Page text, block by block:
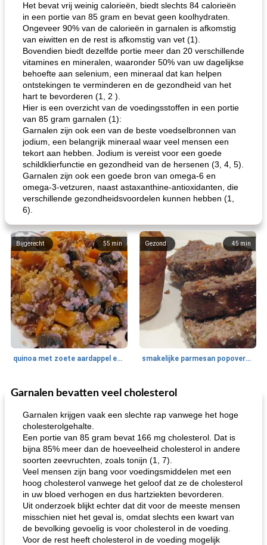
Het bevat vrij weinig calorieën, biedt slechts 84 calorieën
in een portie van 85 gram en bevat geen koolhydraten.
Ongeveer 90% van de calorieën in garnalen is afkomstig
van eiwitten en de rest is afkomstig van vet (1).
Bovendien biedt dezelfde portie meer dan 20 verschillende
vitamines en mineralen, waaronder 50% van uw dagelijkse
behoefte aan selenium, een mineraal dat kan helpen
ontstekingen te verminderen en de gezondheid van het
hart te bevorderen (1, 2 ).
Hier is een overzicht van de voedingsstoffen in een portie
van 85 gram garnalen (1):
Garnalen zijn ook een van de beste voedselbronnen van
jodium, een belangrijk mineraal waar veel mensen een
tekort aan hebben. Jodium is vereist voor een goede
schildklierfunctie en gezondheid van de hersenen (3, 4, 5).
Garnalen zijn ook een goede bron van omega-6 en
omega-3-vetzuren, naast astaxanthine-antioxidanten, die
verschillende gezondheidsvoordelen kunnen hebben (1,
6).
55 min
Bijgerecht
quinoa met zoete aardappel en champignons
45min
Gezond
smakelijke parmesan popovers (gezonder!)
40min
One Dish Meal
gemakkelijke rijst en hamburger een gerecht diner
Soepen, stoofschotels en Chili
Garnalen bevatten veel cholesterol
Garnalen krijgen vaak een slechte rap vanwege het hoge
cholesterolgehalte.
Een portie van 85 gram bevat 166 mg cholesterol. Dat is
bijna 85% meer dan de hoeveelheid cholesterol in andere
soorten zeevruchten, zoals tonijn (1, 7).
Veel mensen zijn bang voor voedingsmiddelen met een
hoog cholesterol vanwege het geloof dat ze de cholesterol
in uw bloed verhogen en dus hartziekten bevorderen.
Uit onderzoek blijkt echter dat dit voor de meeste mensen
misschien niet het geval is, omdat slechts een kwart van
de bevolking gevoelig is voor cholesterol in de voeding.
Voor de rest heeft cholesterol in de voeding mogelijk